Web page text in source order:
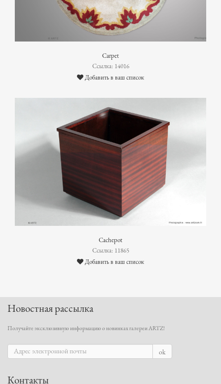
Carpet
Ссылка: 14016
Добавить в ваш список
Cachepot
Ссылка: 11865
Добавить в ваш список
Новостная рассылка
Получайте эксклюзивную информацию о новинках галереи ARTZ!
ok
Контакты